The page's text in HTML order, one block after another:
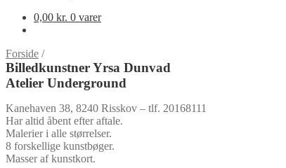
0,00 kr. 0 varer
Forside /
Billedkunstner Yrsa Dunvad
Atelier Underground
Kanehaven 38, 8240 Risskov – tlf. 20168111
Har altid åbent efter aftale.
Malerier i alle størrelser.
8 forskellige kunstbøger.
Masser af kunstkort.